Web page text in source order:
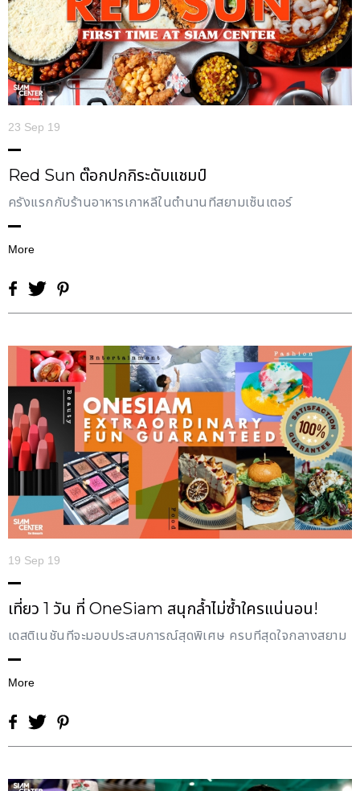
23 Sep 19
Red Sun ต๊อกปกกิระดับแชมป์
ครั้งแรกกับร้านอาหารเกาหลีในตำนานที่สยามเซ็นเตอร์
More
19 Sep 19
เที่ยว 1 วัน ที่ OneSiam สนุกล้ำไม่ซ้ำใครแน่นอน!
เดสติเนชั่นที่จะมอบประสบการณ์สุดพิเศษ ครบที่สุดใจกลางสยาม
More